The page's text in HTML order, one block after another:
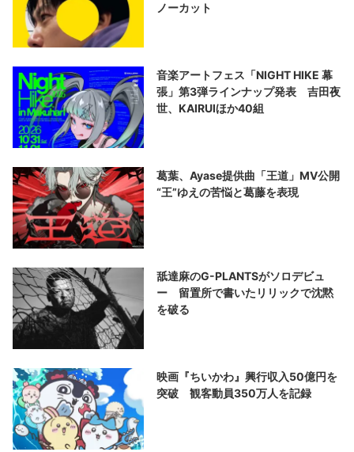
ノーカット
音楽アートフェス「NIGHT HIKE 幕
張」第3弾ラインナップ発表 吉田夜
世、KAIRUIほか40組
葛葉、Ayase提供曲「王道」MV公開
“王”ゆえの苦悩と葛藤を表現
舐達麻のG-PLANTSがソロデビュ
ー 留置所で書いたリリックで沈黙
を破る
映画『ちいかわ』興行収入50億円を
突破 観客動員350万人を記録